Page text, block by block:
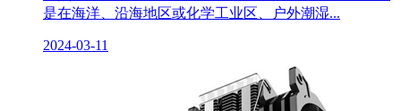
是在海洋、沿海地区或化学工业区、户外潮湿...
2024-03-11